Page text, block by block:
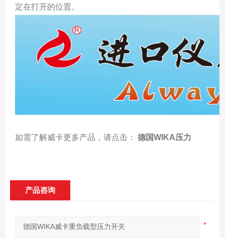
定在打开的位置。
如需了解威卡更多产品，请点击： 德国WIKA压力
产品咨询